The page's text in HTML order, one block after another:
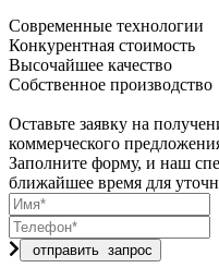
Современные технологии
Конкурентная стоимость
Высочайшее качество
Собственное производство
Оставьте заявку на
коммерческого
Заполните форму, и наш
ближайшее время для